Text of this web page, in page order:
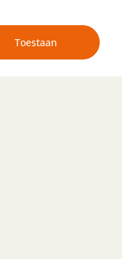
Toestaan